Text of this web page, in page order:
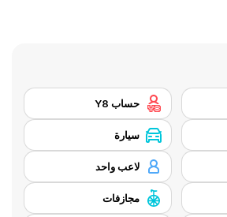
حساب Y8
سيارة
لاعب واحد
مجازفات